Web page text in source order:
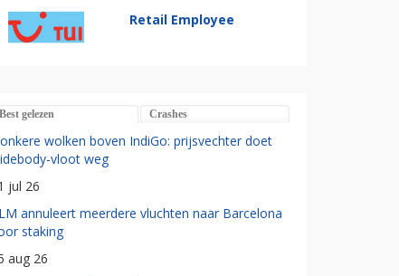
Retail Employee
Best gelezen Crashes
wolken boven IndiGo: prijsvechter doet
vloot weg
jul 26
annuleert meerdere vluchten naar Barcelona
staking
aug 26